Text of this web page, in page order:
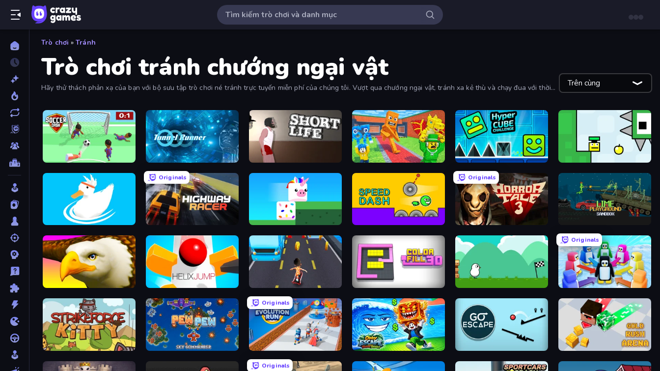
Trò chơi » Tránh
Trò chơi tránh chướng ngại vật
Hãy thử thách phản xạ của bạn với bộ sưu tập trò chơi né tránh trực tuyến miễn phí của chúng tôi. Vượt qua chướng ngại vật, tránh xa kẻ thù và chạy đua với thời
Trên cùng
Soccer Dash Tunnel Runner Short Life Catch Brainrots From Bosses Hyper Cube Challenge
Ducklings
Originals
Highway Racer Stacky Bird
Originals
Horror Tale 3: The Witch
Helix Jump Bus and Subway Runner Color Fill 3D
Originals
Knockout!
StrikeForce Kitty Pew Pew
Originals
Age Evolution Run Obby Escape from Tsunami Brainrot Gold Rush Arena
Originals